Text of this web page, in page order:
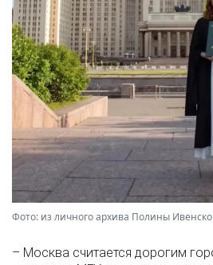
Фото: из личного архива Полины
– Москва считается дорогим